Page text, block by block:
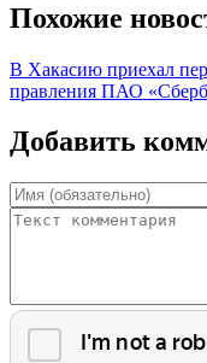
Похожие
В Хакасию приехал
правления ПАО
Добавить